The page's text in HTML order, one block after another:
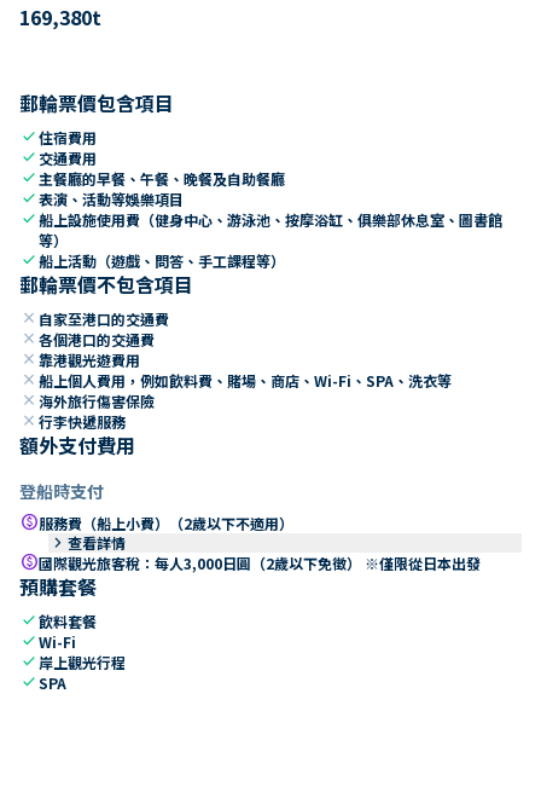
169,380t
郵輪票價包含項目
check住宿費用
check 交通費用
check 主餐廳的早餐、午餐、晚餐及自助餐廳
check表演、活動等娛樂項目
check船上設施使用費（健身中心、游泳池、按摩浴缸、俱樂部休息室、圖書館
等）
check船上活動（遊戲、問答、手工課程等）
郵輪票價不包含項目
close 自家至港口的交通費
close 各個港口的交通費
close 靠港觀光遊費用
close 船上個人費用，例如飲料費、賭場、商店、Wi-Fi、SPA、洗衣等
close 海外旅行傷害保險
close 行李快遞服務
額外支付費用
登船時支付
paid服務費（船上小費）（2歲以下不適用）
keyboard_arrow_right 查看詳情
paid國際觀光旅客稅：每人3,000日圓（2歲以下免徵） ※僅限從日本出發
預購套餐
check飲料套餐
checkWi-Fi
check 岸上觀光行程
checkSPA